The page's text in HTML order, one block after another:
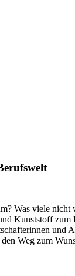
Was viele
Kunststoff
und
Weg zum